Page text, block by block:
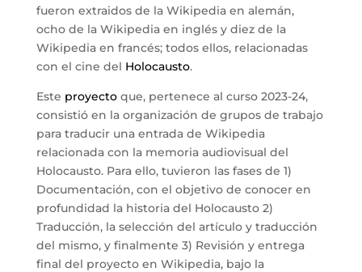
fueron extraidos de la Wikipedia en alemán,
ocho de la Wikipedia en inglés y diez de la
Wikipedia en francés; todos ellos, relacionadas
con el cine del Holocausto.
Este proyectoque, pertenece al curso 2023-24,
consistió en la organización de grupos de trabajo
para traducir una entrada de Wikipedia
relacionada con la memoria audiovisual del
Holocausto. Para ello, tuvieron las fases de 1)
Documentación, con el objetivo de conocer en
profundidad la historia del Holocausto 2)
Traducción, la selección del artículo y traducción
del mismo, y finalmente 3) Revisión y entrega
final del proyecto en Wikipedia, bajo la